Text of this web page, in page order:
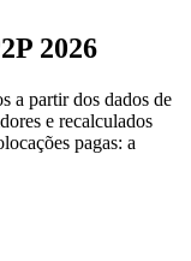
2026
a partir dos dados de
e recalculados
pagas: a